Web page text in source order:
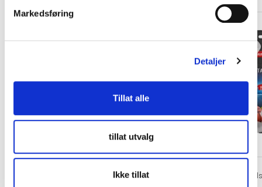
Markedsføring
Detaljer
Tillat alle
tillat utvalg
Ikke tillat
Allround Classic Grip